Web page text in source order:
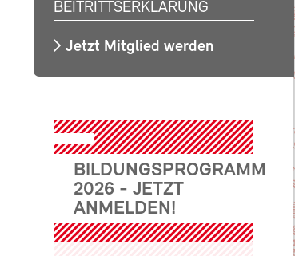
BEITRITTSERKLÄRUNG
Jetzt Mitglied werden
BILDUNGSPROGRAMM
2026 - JETZT
ANMELDEN!